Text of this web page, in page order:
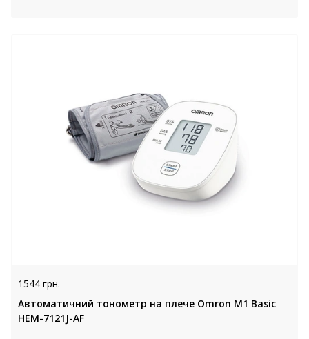
1544 грн.
Автоматичний тонометр на плече Omron M1 Basic
HEM-7121J-AF